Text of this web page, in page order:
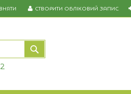
СТВОРИТИ ОБЛІКОВИЙ ЗАПИС